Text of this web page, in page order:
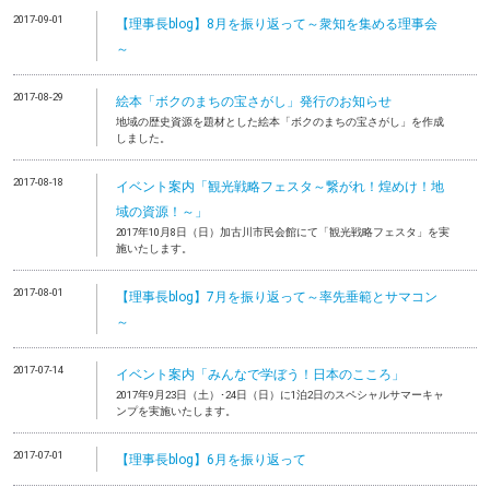
2017-09-01
【理事長blog】8月を振り返って～衆知を集める理事会
～
2017-08-29 絵本「ボクのまちの宝さがし」発行のお知らせ
地域の歴史資源を題材とした絵本「ボクのまちの宝さがし」を作成
しました。
2017-08-18
イベント案内「観光戦略フェスタ～繋がれ！煌めけ！地
域の資源！～」
2017年10月8日（日）加古川市民会館にて「観光戦略フェスタ」を実
施いたします。
2017-08-01
【理事長blog】7月を振り返って～率先垂範とサマコン
～
2017-07-14 イベント案内「みんなで学ぼう！日本のこころ」
2017年9月23日（土）･24日（日）に1泊2日のスペシャルサマーキャ
ンプを実施いたします。
2017-07-01 【理事長blog】6月を振り返って